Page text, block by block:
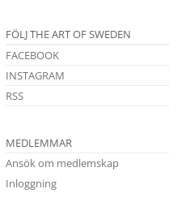
FÖLJ THE ART OF SWEDEN
FACEBOOK
INSTAGRAM
RSS
MEDLEMMAR
Ansök om medlemskap
Inloggning